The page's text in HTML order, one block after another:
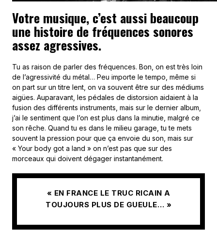
Votre musique, c’est aussi beaucoup
une histoire de fréquences sonores
assez agressives.
Tu as raison de parler des fréquences. Bon, on est très loin
de l’agressivité du métal… Peu importe le tempo, même si
on part sur un titre lent, on va souvent être sur des médiums
aigües. Auparavant, les pédales de distorsion aidaient à la
fusion des différents instruments, mais sur le dernier album,
j’ai le sentiment que l’on est plus dans la minutie, malgré ce
son rêche. Quand tu es dans le milieu garage, tu te mets
souvent la pression pour que ça envoie du son, mais sur
« Your body got a land » on n’est pas que sur des
morceaux qui doivent dégager instantanément.
« EN FRANCE LE TRUC RICAIN A
TOUJOURS PLUS DE GUEULE… »